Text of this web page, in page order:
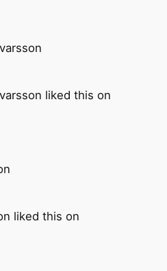
liked this on
liked this on